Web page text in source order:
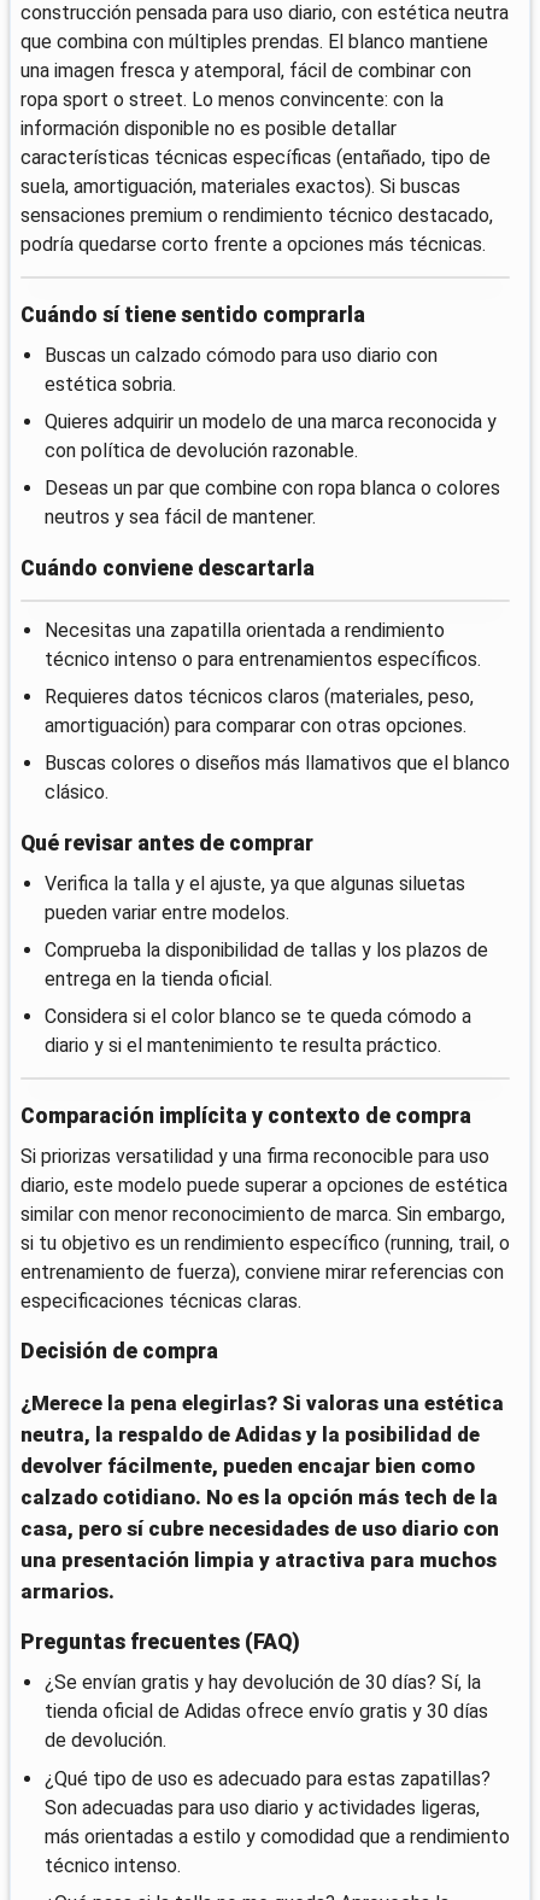
construcción pensada para uso diario, con estética neutra
que combina con múltiples prendas. El blanco mantiene
una imagen fresca y atemporal, fácil de combinar con
ropa sport o street. Lo menos convincente: con la
información disponible no es posible detallar
características técnicas específicas (entañado, tipo de
suela, amortiguación, materiales exactos). Si buscas
sensaciones premium o rendimiento técnico destacado,
podría quedarse corto frente a opciones más técnicas.
Cuándo sí tiene sentido comprarla
Buscas un calzado cómodo para uso diario con
estética sobria.
Quieres adquirir un modelo de una marca reconocida y
con política de devolución razonable.
Deseas un par que combine con ropa blanca o colores
neutros y sea fácil de mantener.
Cuándo conviene descartarla
Necesitas una zapatilla orientada a rendimiento
técnico intenso o para entrenamientos específicos.
Requieres datos técnicos claros (materiales, peso,
amortiguación) para comparar con otras opciones.
Buscas colores o diseños más llamativos que el blanco
clásico.
Qué revisar antes de comprar
Verifica la talla y el ajuste, ya que algunas siluetas
pueden variar entre modelos.
Comprueba la disponibilidad de tallas y los plazos de
entrega en la tienda oficial.
Considera si el color blanco se te queda cómodo a
diario y si el mantenimiento te resulta práctico.
Comparación implícita y contexto de compra
Si priorizas versatilidad y una firma reconocible para uso
diario, este modelo puede superar a opciones de estética
similar con menor reconocimiento de marca. Sin embargo,
si tu objetivo es un rendimiento específico (running, trail, o
entrenamiento de fuerza), conviene mirar referencias con
especificaciones técnicas claras.
Decisión de compra
¿Merece la pena elegirlas? Si valoras una estética
neutra, la respaldo de Adidas y la posibilidad de
devolver fácilmente, pueden encajar bien como
calzado cotidiano. No es la opción más tech de la
casa, pero sí cubre necesidades de uso diario con
una presentación limpia y atractiva para muchos
armarios.
Preguntas frecuentes (FAQ)
¿Se envían gratis y hay devolución de 30 días? Sí, la
tienda oficial de Adidas ofrece envío gratis y 30 días
de devolución.
¿Qué tipo de uso es adecuado para estas zapatillas?
Son adecuadas para uso diario y actividades ligeras,
más orientadas a estilo y comodidad que a rendimiento
técnico intenso.